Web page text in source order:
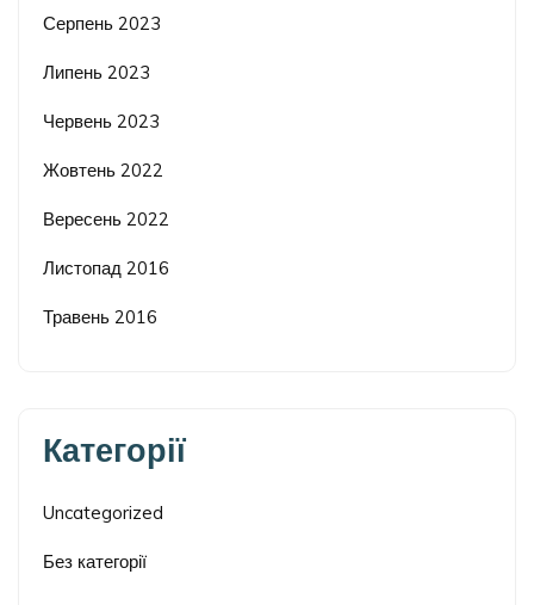
Серпень 2023
Липень 2023
Червень 2023
Жовтень 2022
Вересень 2022
Листопад 2016
Травень 2016
Категорії
Uncategorized
Без категорії